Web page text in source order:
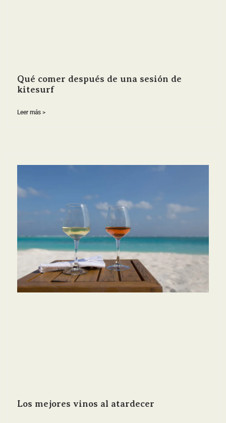
Qué comer después de una sesión de
kitesurf
Leer más >
Los mejores vinos al atardecer